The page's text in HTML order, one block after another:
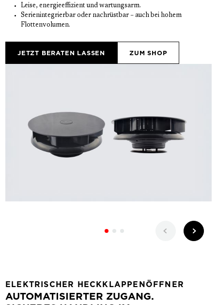
Leise, energieeffizient und wartungsarm.
Serienintegrierbar oder nachrüstbar – auch bei hohem
Flottenvolumen.
JETZT BERATEN LASSEN ZUM SHOP
ELEKTRISCHER HECKKLAPPENÖFFNER
AUTOMATISIERTER ZUGANG.